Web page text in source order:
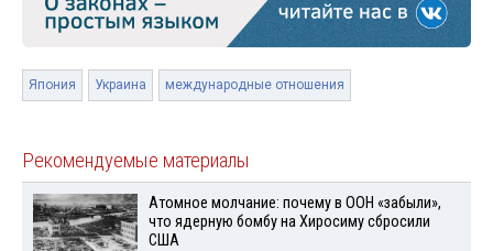
Япония Украина международные отношения
Рекомендуемые материалы
Атомное молчание: почему в ООН «забыли»,
что ядерную бомбу на Хиросиму сбросили
США